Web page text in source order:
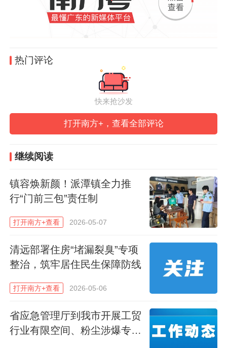
约谈会
约谈结束后，同步开展了站桶督导员专项培
训。培训现场，工作人员围绕垃圾分类标
准、督导岗位职责、沟通引导技巧等核心内
容，结合生活中常见的易混淆垃圾品类，用
通俗易懂的语言进行详细讲解，明确督导员
位，即查看投放行为、分拣错投垃圾、引导
正确投放、劝阻不规范行为。
热门评论
快来抢沙发
打开南方+，查看全部评论
继续阅读
镇容焕新颜！派潭镇全力推
行“门前三包”责任制
打开南方+查看 2026-05-07
清远部署住房“堵漏裂臭”专项
整治，筑牢居住民生保障防线
打开南方+查看 2026-05-06
省应急管理厅到我市开展工贸
行业有限空间、粉尘涉爆专家